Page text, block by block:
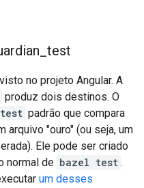
test
no projeto Angular. A
produz dois destinos. O
padrão que compara
arquivo "ouro" (ou seja, um
Ele pode ser criado
normal de bazel test .
um desses